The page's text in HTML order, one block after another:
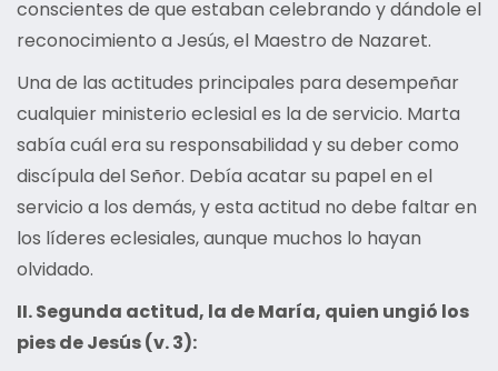
conscientes de que estaban celebrando y dándole el
reconocimiento a Jesús, el Maestro de Nazaret.
Una de las actitudes principales para desempeñar
cualquier ministerio eclesial es la de servicio. Marta
sabía cuál era su responsabilidad y su deber como
discípula del Señor. Debía acatar su papel en el
servicio a los demás, y esta actitud no debe faltar en
los líderes eclesiales, aunque muchos lo hayan
olvidado.
II. Segunda actitud, la de María, quien ungió los
pies de Jesús (v. 3):